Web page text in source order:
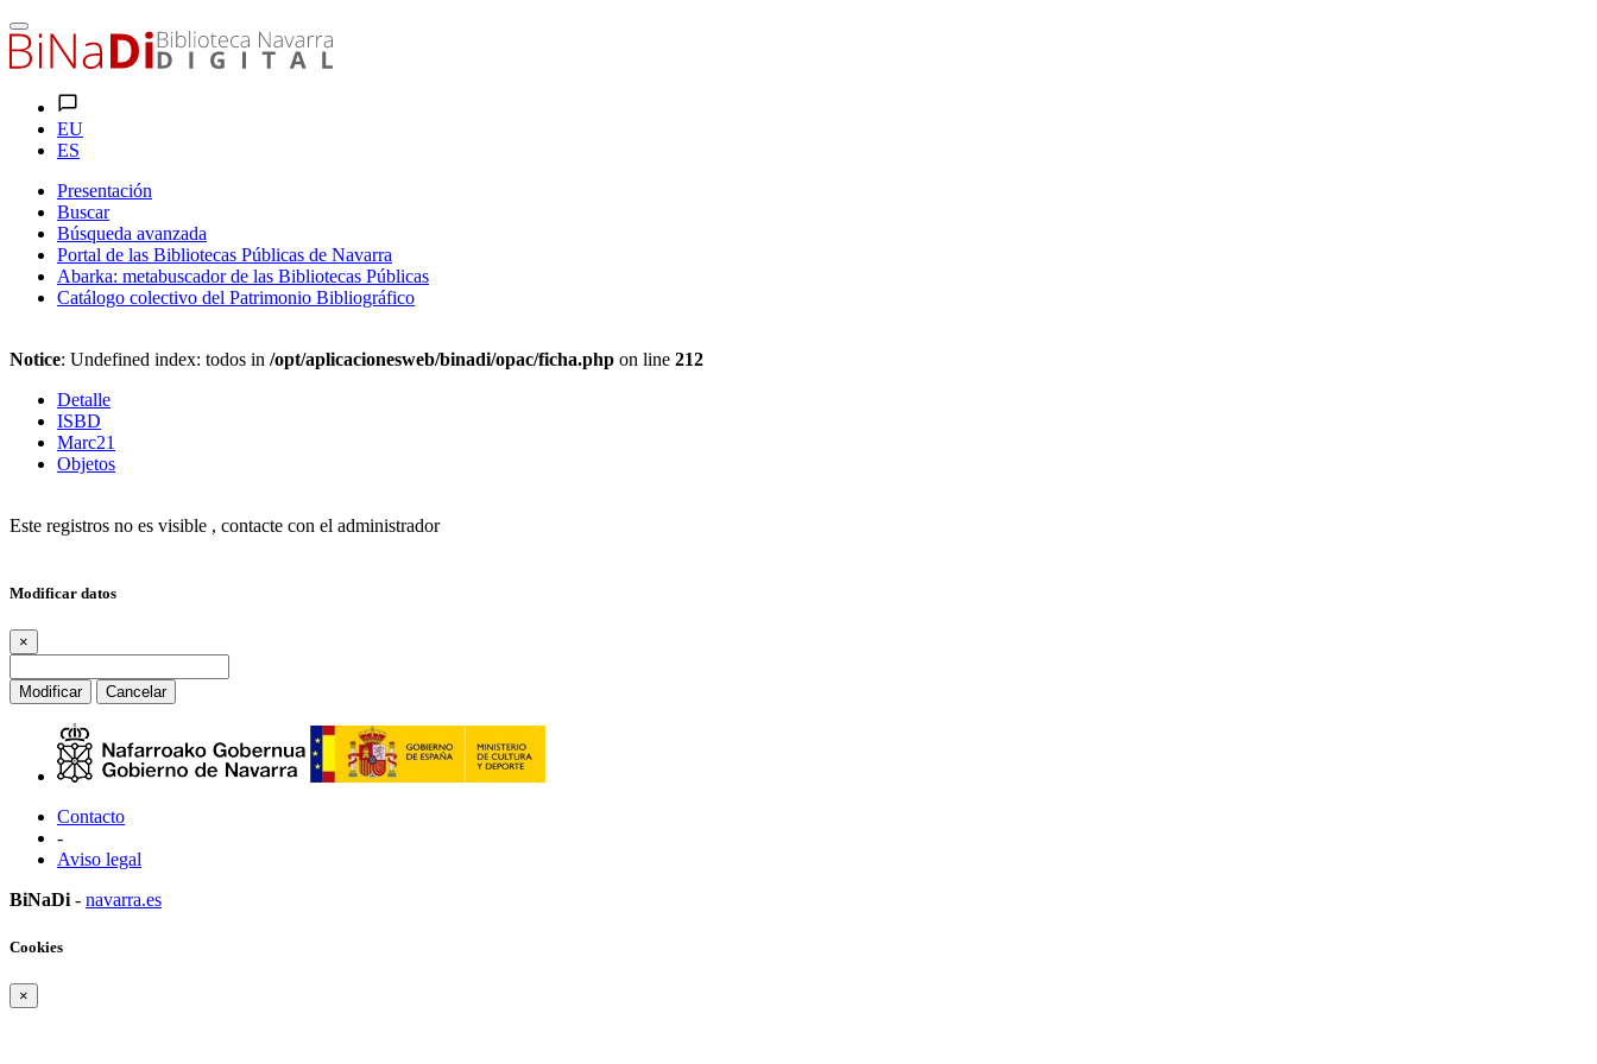
EU
ES
Presentación
Buscar
Búsqueda avanzada
Portal de las Bibliotecas Públicas de Navarra
Abarka: metabuscador de las Bibliotecas Públicas
Catálogo colectivo del Patrimonio Bibliográfico
Notice: Undefined index: todos in /opt/aplicacionesweb/binadi/opac/ficha.php on line 212
Detalle
ISBD
Marc21
Objetos
Este registros no es visible , contacte con el administrador
Modificar datos
×
Modificar Cancelar
Contacto
-
Aviso legal
BiNaDi - navarra.es
Cookies
×